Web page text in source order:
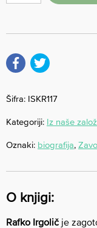
Šifra: ISKR117
Kategoriji: Iz naše
Oznaki: biografija,
O knjigi:
Rafko Irgolič je